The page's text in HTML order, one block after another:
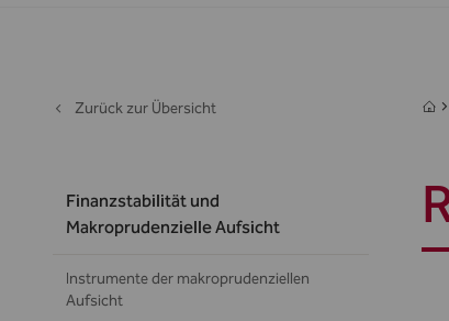
Zurück zur Übersicht
Finanzstabilität und
Makroprudenzielle Aufsicht
Instrumente der makroprudenziellen
Aufsicht